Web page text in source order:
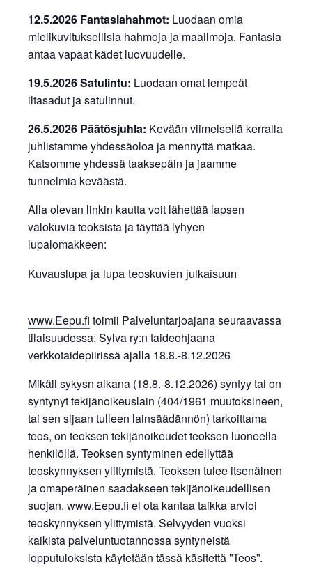
12.5.2026 Fantasiahahmot: Luodaan omia
mielikuvituksellisia hahmoja ja maailmoja. Fantasia
antaa vapaat kädet luovuudelle.
19.5.2026 Satulintu: Luodaan omat lempeät
iltasadut ja satulinnut.
26.5.2026 Päätösjuhla: Kevään viimeisellä kerralla
juhlistamme yhdessäoloa ja mennyttä matkaa.
Katsomme yhdessä taaksepäin ja jaamme
tunnelmia keväästä.
Alla olevan linkin kautta voit lähettää lapsen
valokuvia teoksista ja täyttää lyhyen
lupalomakkeen:
Kuvauslupa ja lupa teoskuvien julkaisuun
www.Eepu.fi toimii Palveluntarjoajana seuraavassa
tilaisuudessa: Sylva ry:n taideohjaana
verkkotaidepiirissä ajalla 18.8.-8.12.2026
Mikäli sykysn aikana (18.8.-8.12.2026) syntyy tai on
syntynyt tekijänoikeuslain (404/1961 muutoksineen,
tai sen sijaan tulleen lainsäädännön) tarkoittama
teos, on teoksen tekijänoikeudet teoksen luoneella
henkilöllä. Teoksen syntyminen edellyttää
teoskynnyksen ylittymistä. Teoksen tulee itsenäinen
ja omaperäinen saadakseen tekijänoikeudellisen
suojan. www.Eepu.fi ei ota kantaa taikka arvioi
teoskynnyksen ylittymistä. Selvyyden vuoksi
kaikista palveluntuotannossa syntyneistä
lopputuloksista käytetään tässä käsitettä ”Teos”.